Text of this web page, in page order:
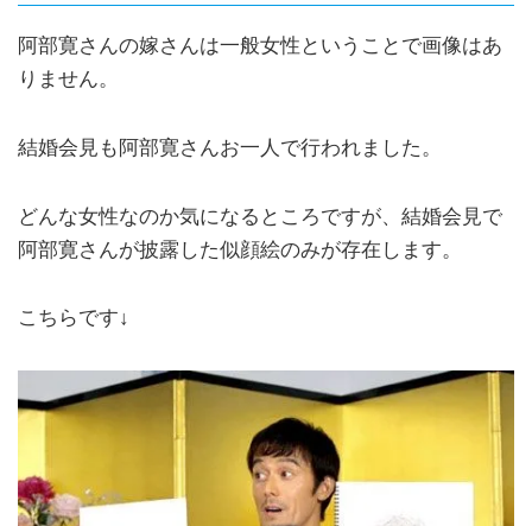
阿部寛さんの嫁さんは一般女性ということで画像はあ
りません。
結婚会見も阿部寛さんお一人で行われました。
どんな女性なのか気になるところですが、結婚会見で
阿部寛さんが披露した似顔絵のみが存在します。
こちらです↓